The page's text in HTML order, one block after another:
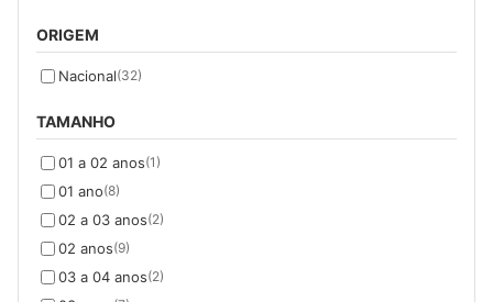
ORIGEM
Nacional(32)
TAMANHO
01 a 02 anos(1)
01 ano(8)
02 a 03 anos(2)
02 anos(9)
03 a 04 anos(2)